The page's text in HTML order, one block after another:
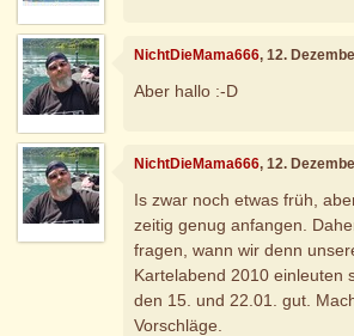
NichtDieMama666, 12.
Aber hallo :-D
NichtDieMama666, 12.
Is zwar noch etwas früh,
zeitig genug anfangen.
fragen, wann wir denn
Kartelabend 2010 einleuten
den 15. und 22.01. gut.
Vorschläge.